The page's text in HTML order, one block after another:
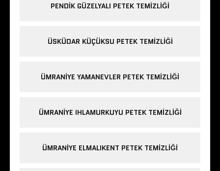
PENDIK GÜZELYALI PETEK TEMIZLIĞI
ÜSKÜDAR KÜÇÜKSU PETEK TEMIZLIĞI
ÜMRANIYE YAMANEVLER PETEK TEMIZLIĞI
ÜMRANIYE IHLAMURKUYU PETEK TEMIZLIĞI
ÜMRANIYE ELMALIKENT PETEK TEMIZLIĞI